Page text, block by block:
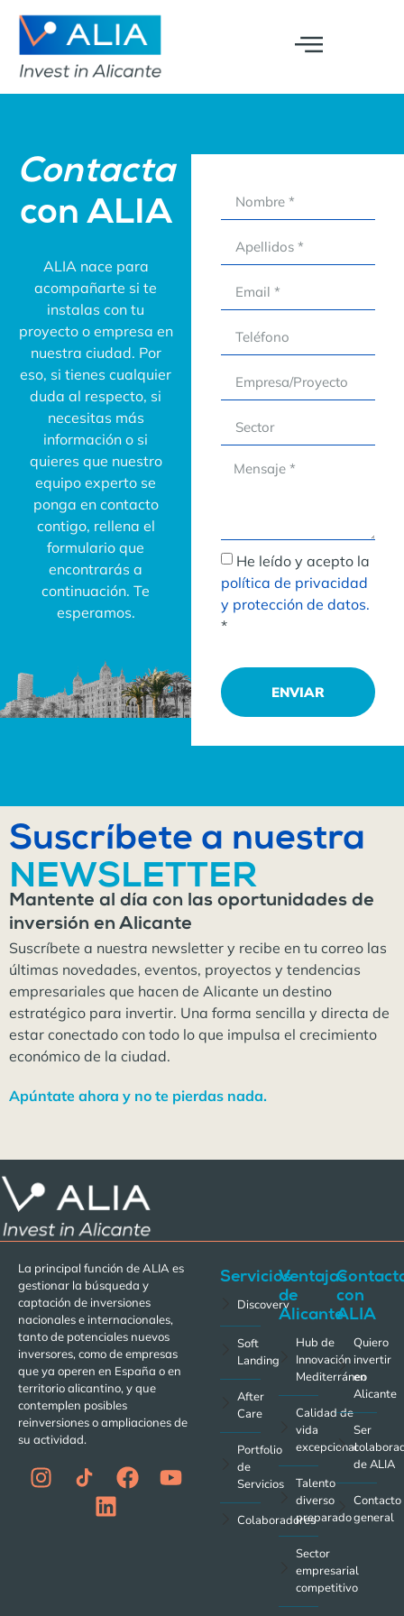
Contacta
con ALIA
ALIA nace para
acompañarte si te
instalas con tu
proyecto o empresa en
nuestra ciudad. Por
eso, si tienes cualquier
duda al respecto, si
necesitas más
información o si
quieres que nuestro
equipo experto se
ponga en contacto
contigo, rellena el
formulario que
encontrarás a
continuación. Te
esperamos.
He leído y acepto la
política de privacidad
y protección de datos.
*
ENVIAR
Suscríbete a nuestra
NEWSLETTER
Mantente al día con las oportunidades de
inversión en Alicante
Suscríbete a nuestra newsletter y recibe en tu correo las
últimas novedades, eventos, proyectos y tendencias
empresariales que hacen de Alicante un destino
estratégico para invertir. Una forma sencilla y directa de
estar conectado con todo lo que impulsa el crecimiento
económico de la ciudad.
Apúntate ahora y no te pierdas nada.
La principal función de ALIA es
gestionar la búsqueda y
captación de inversiones
nacionales e internacionales,
tanto de potenciales nuevos
inversores, como de empresas
que ya operen en España o en
territorio alicantino, y que
contemplen posibles
reinversiones o ampliaciones de
su actividad.
Servicios
Discovery
Soft
Landing
After
Care
Portfolio
de
Servicios
Colaboradores
Ventajas
de
Alicante
Hub de
Innovación
Mediterráneo
Calidad de
vida
excepcional
Talento
diverso
preparado
Sector
empresarial
competitivo
con
ALIA
Quiero
invertir
en
Alicante
Ser
de ALIA
Contacto
general